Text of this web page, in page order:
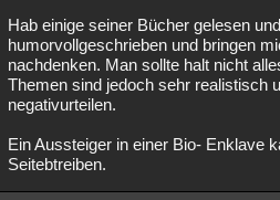
Hab einige seiner Bücher gelesen
humorvollgeschrieben und bringen
nachdenken. Man sollte halt nicht
Themen sind jedoch sehr realistisch
negativurteilen.
Ein Aussteiger in einer Bio- Enklave
Seitebtreiben.